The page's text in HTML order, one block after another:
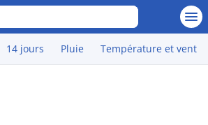
14 jours Pluie Température et vent